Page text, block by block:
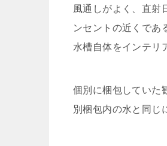
風通しがよく、直射
ンセントの近くであ
水槽自体をインテリ
個別に梱包していた
別梱包内の水と同じ